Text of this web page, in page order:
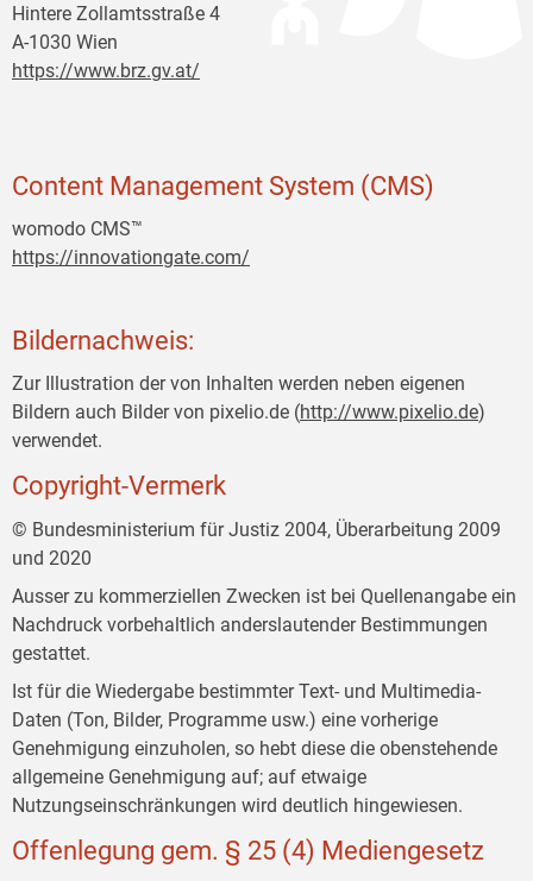
Hintere Zollamtsstraße 4
A-1030 Wien
https://www.brz.gv.at/
Content Management System (CMS)
womodo CMS™
https://innovationgate.com/
Bildernachweis:
Zur Illustration der von Inhalten werden neben eigenen
Bildern auch Bilder von pixelio.de (http://www.pixelio.de)
verwendet.
Copyright-Vermerk
© Bundesministerium für Justiz 2004, Überarbeitung 2009
und 2020
Ausser zu kommerziellen Zwecken ist bei Quellenangabe ein
Nachdruck vorbehaltlich anderslautender Bestimmungen
gestattet.
Ist für die Wiedergabe bestimmter Text- und Multimedia-
Daten (Ton, Bilder, Programme usw.) eine vorherige
Genehmigung einzuholen, so hebt diese die obenstehende
allgemeine Genehmigung auf; auf etwaige
Nutzungseinschränkungen wird deutlich hingewiesen.
Offenlegung gem. § 25 (4) Mediengesetz